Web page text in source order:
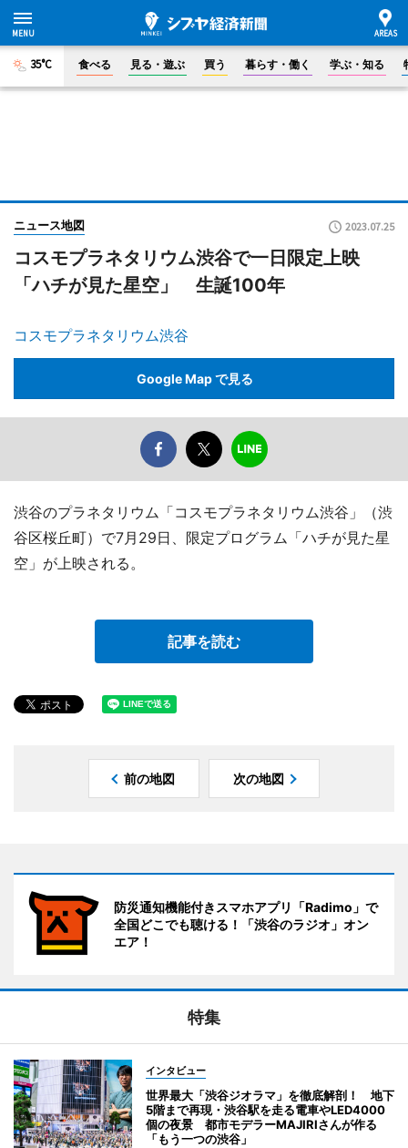
35°C 食べる 見る・遊ぶ 買う 暮らす・働く 学ぶ・知る
ニュース地図 2023.07.25
コスモプラネタリウム渋谷で一日限定上映
「ハチが見た星空」 生誕100年
コスモプラネタリウム渋谷
Google Map で見る
渋谷のプラネタリウム「コスモプラネタリウム渋谷」（渋
谷区桜丘町）で7月29日、限定プログラム「ハチが見た星
空」が上映される。
記事を読む
前の地図 次の地図
防災通知機能付きスマホアプリ「Radimo」で
全国どこでも聴ける！「渋谷のラジオ」オン
エア！
特集
インタビュー
世界最大「渋谷ジオラマ」を徹底解剖！ 地下
5階まで再現・渋谷駅を走る電車やLED4000
個の夜景 都市モデラーMAJIRIさんが作る
「もう一つの渋谷」